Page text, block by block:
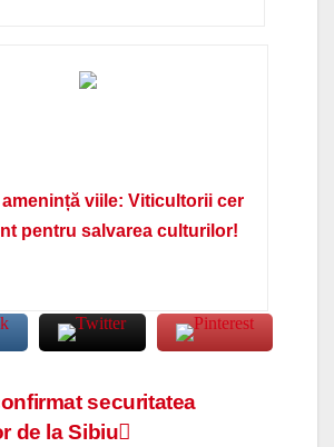
viile: Viticultorii cer
pentru salvarea culturilor!
securitatea
de la Sibiu